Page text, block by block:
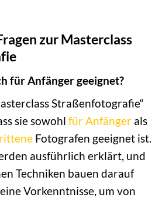
zur Masterclass
für Anfänger geeignet?
Straßenfotografie“
sie sowohl für Anfänger als
Fotografen geeignet ist.
ausführlich erklärt, und
Techniken bauen darauf
Vorkenntnisse, um von